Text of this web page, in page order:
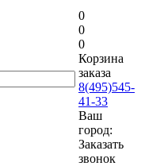
0
0
0
Корзина
заказа
8(495)545-
41-33
Ваш
город:
Заказать
звонок